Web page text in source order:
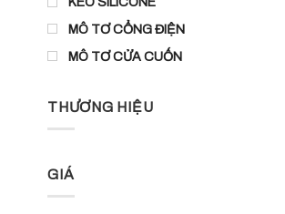
MÔ TƠ CỔNG ĐIỆN
MÔ TƠ CỬA CUỐN
THƯƠNG HIỆU
GIÁ